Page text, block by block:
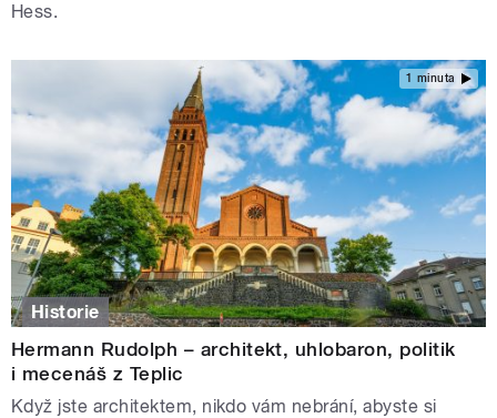
Hess.
1 minuta
Historie
Hermann Rudolph – architekt, uhlobaron, politik
i mecenáš z Teplic
Když jste architektem, nikdo vám nebrání, abyste si